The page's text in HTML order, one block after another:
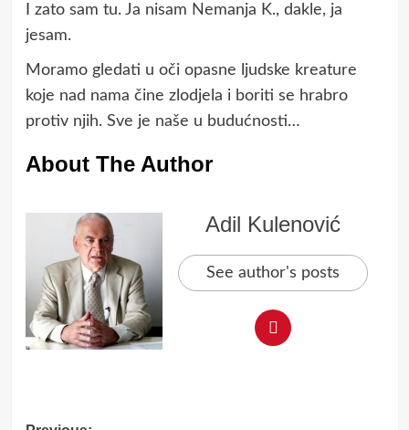
I zato sam tu. Ja nisam Nemanja K., dakle, ja
jesam.
Moramo gledati u oči opasne ljudske kreature
koje nad nama čine zlodjela i boriti se hrabro
protiv njih. Sve je naše u budućnosti…
About The Author
Adil Kulenović
See author's posts